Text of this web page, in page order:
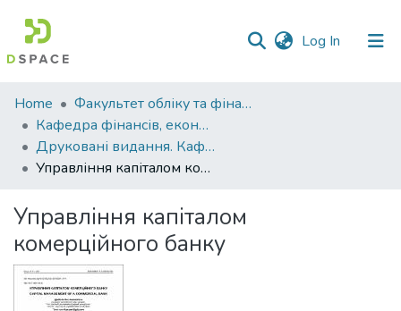
Log In (current)
Communities
&
Collections
All of DSpace
Statistics
Home
Факультет обліку та фінансів
Кафедра фінансів, економічних досліджень і туризму
Друковані видання. Кафедра фінансів, економічних досліджень і туризму
Управління капіталом комерційного банку
Управління капіталом
комерційного банку